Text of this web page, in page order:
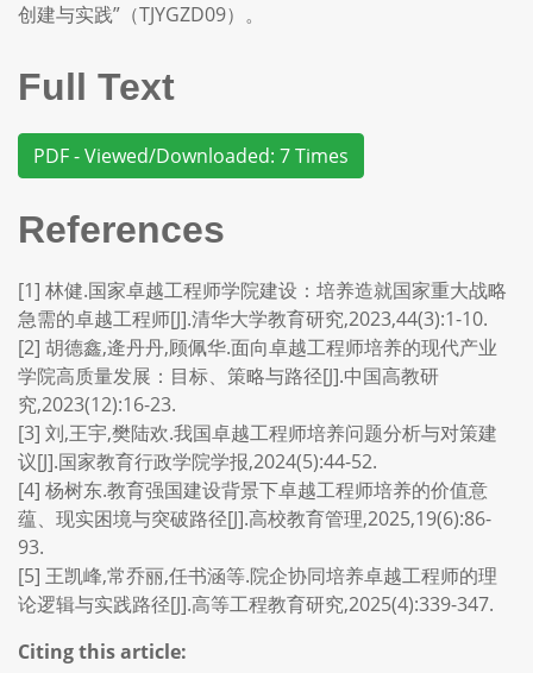
创建与实践”（TJYGZD09）。
Full Text
PDF - Viewed/Downloaded: 7 Times
References
[1] 林健.国家卓越工程师学院建设：培养造就国家重大战略
急需的卓越工程师[J].清华大学教育研究,2023,44(3):1-10.
[2] 胡德鑫,逄丹丹,顾佩华.面向卓越工程师培养的现代产业
学院高质量发展：目标、策略与路径[J].中国高教研
究,2023(12):16-23.
[3] 刘,王宇,樊陆欢.我国卓越工程师培养问题分析与对策建
议[J].国家教育行政学院学报,2024(5):44-52.
[4] 杨树东.教育强国建设背景下卓越工程师培养的价值意
蕴、现实困境与突破路径[J].高校教育管理,2025,19(6):86-
93.
[5] 王凯峰,常乔丽,任书涵等.院企协同培养卓越工程师的理
论逻辑与实践路径[J].高等工程教育研究,2025(4):339-347.
Citing this article: